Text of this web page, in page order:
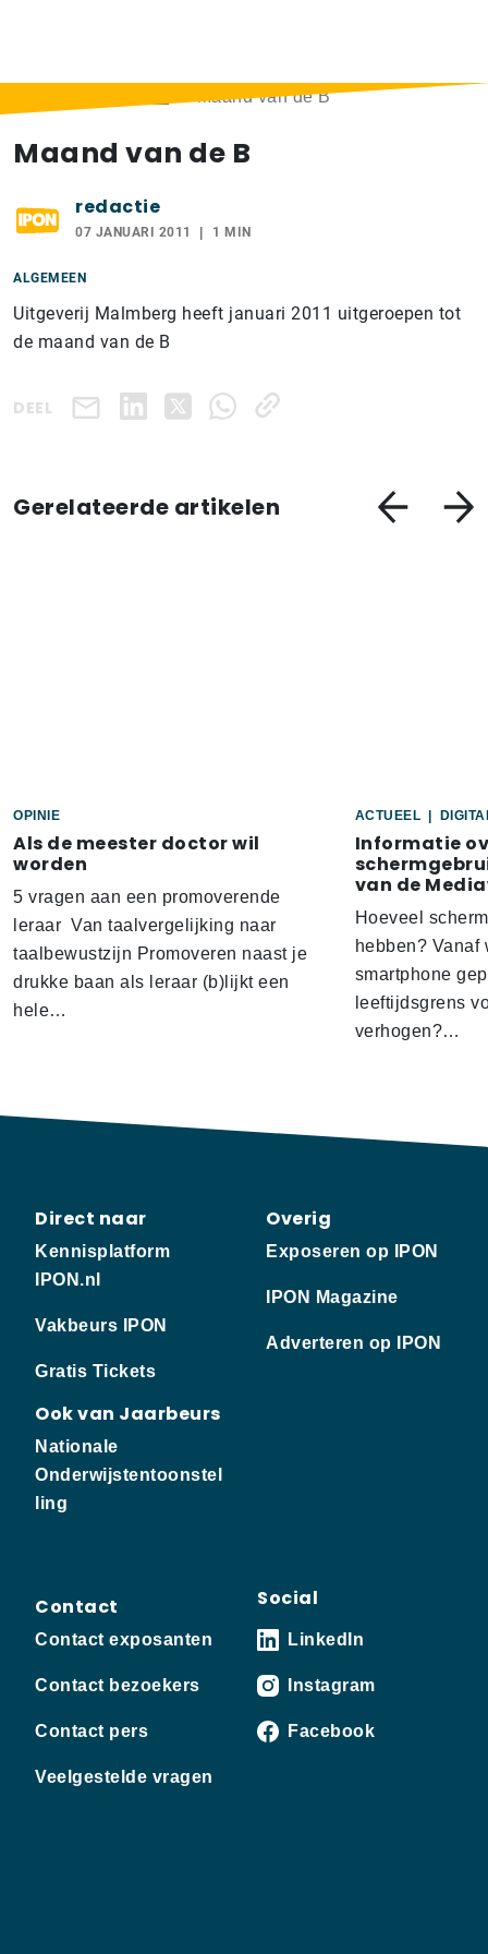
Maand van de B
Maand van de B
redactie
07 JANUARI 2011 1 MIN
ALGEMEEN
Uitgeverij Malmberg heeft januari 2011 uitgeroepen tot
de maand van de B
DEEL
Gerelateerde artikelen
OPINIE
Als de meester doctor wil
worden
5 vragen aan een promoverende
leraar Van taalvergelijking naar
taalbewustzijn Promoveren naast je
drukke baan als leraar (b)lijkt een
hele…
ACTUEEL
Informatie
van de
Hoeveel
hebben?
smartphone
leeftijdsgrens
verhogen?…
Direct naar
Kennisplatform
IPON.nl
Vakbeurs IPON
Gratis Tickets
Ook van Jaarbeurs
Nationale
Onderwijstentoonstel
ling
Overig
Exposeren op IPON
IPON Magazine
Adverteren op IPON
Contact
Contact exposanten
Contact bezoekers
Contact pers
Veelgestelde vragen
Social
LinkedIn
Instagram
Facebook